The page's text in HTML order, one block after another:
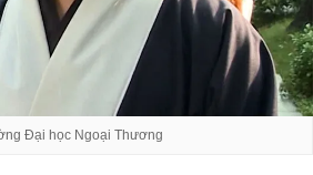
Đại học Ngoại Thương